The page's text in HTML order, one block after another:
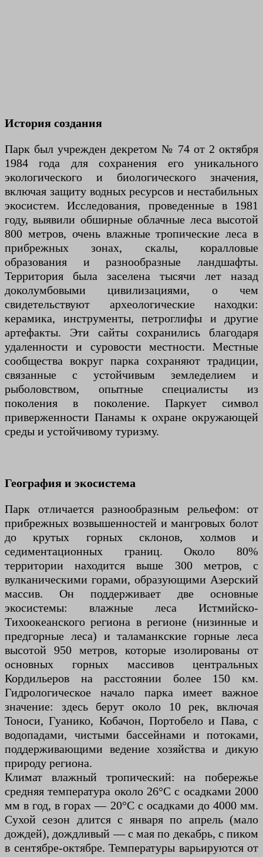
История создания
Парк был учрежден декретом № 74 от 2 октября
1984 года для сохранения его уникального
экологического и биологического значения,
включая защиту водных ресурсов и нестабильных
экосистем. Исследования, проведенные в 1981
году, выявили обширные облачные леса высотой
800 метров, очень влажные тропические леса в
прибрежных зонах, скалы, коралловые
образования и разнообразные ландшафты.
Территория была заселена тысячи лет назад
доколумбовыми цивилизациями, о чем
свидетельствуют археологические находки:
керамика, инструменты, петроглифы и другие
артефакты. Эти сайты сохранились благодаря
удаленности и суровости местности. Местные
сообщества вокруг парка сохраняют традиции,
связанные с устойчивым земледелием и
рыболовством, опытные специалисты из
поколения в поколение. Паркует символ
приверженности Панамы к охране окружающей
среды и устойчивому туризму.
География и экосистема
Парк отличается разнообразным рельефом: от
прибрежных возвышенностей и мангровых болот
до крутых горных склонов, холмов и
седиментационных границ. Около 80%
территории находится выше 300 метров, с
вулканическими горами, образующими Азерский
массив. Он поддерживает две основные
экосистемы: влажные леса Истмийско-
Тихоокеанского региона в регионе (низинные и
предгорные леса) и таламанкские горные леса
высотой 950 метров, которые изолированы от
основных горных массивов центральных
Кордильеров на расстоянии более 150 км.
Гидрологическое начало парка имеет важное
значение: здесь берут около 10 рек, включая
Тоноси, Гуанико, Кобачон, Портобело и Пава, с
водопадами, чистыми бассейнами и потоками,
поддерживающими ведение хозяйства и дикую
природу региона.
Климат влажный тропический: на побережье
средняя температура около 26°C с осадками 2000
мм в год, в горах — 20°C с осадками до 4000 мм.
Сухой сезон длится с января по апрель (мало
дождей), дождливый — с мая по декабрь, с пиком
в сентябре-октябре. Температуры варьируются от